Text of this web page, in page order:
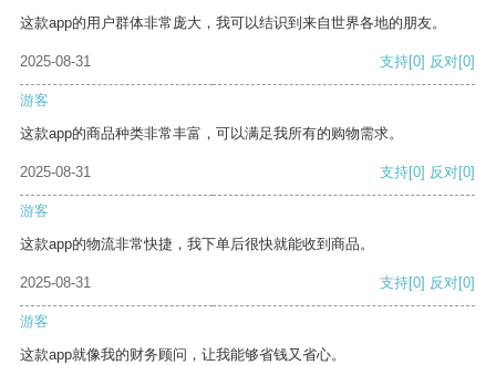
这款app的用户群体非常庞大，我可以结识到来自世界各地的朋友。
2025-08-31 支持[0] 反对[0]
游客
这款app的商品种类非常丰富，可以满足我所有的购物需求。
2025-08-31 支持[0] 反对[0]
游客
这款app的物流非常快捷，我下单后很快就能收到商品。
2025-08-31 支持[0] 反对[0]
游客
这款app就像我的财务顾问，让我能够省钱又省心。